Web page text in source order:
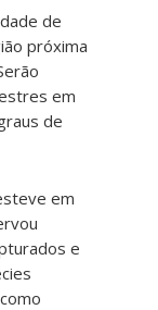
de
próxima
em
de
em
e